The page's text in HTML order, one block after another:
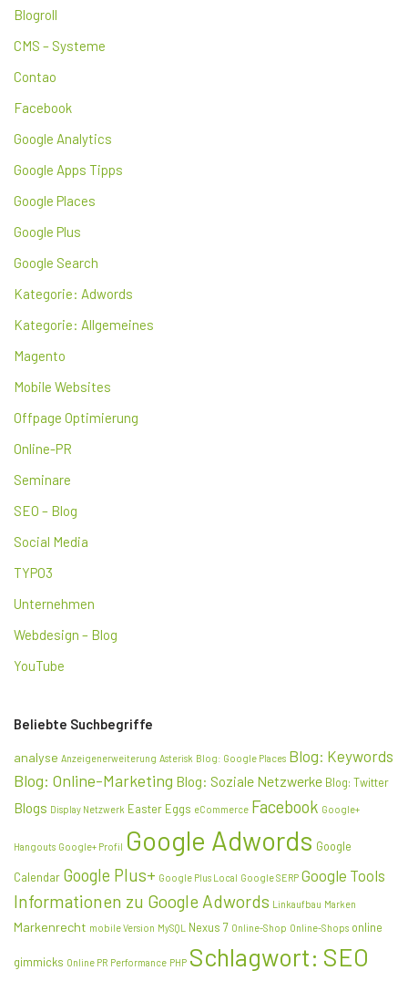
Blogroll
CMS – Systeme
Contao
Facebook
Google Analytics
Google Apps Tipps
Google Places
Google Plus
Google Search
Kategorie: Adwords
Kategorie: Allgemeines
Magento
Mobile Websites
Offpage Optimierung
Online-PR
Seminare
SEO – Blog
Social Media
TYPO3
Unternehmen
Webdesign – Blog
YouTube
Beliebte Suchbegriffe
analyse Anzeigenerweiterung Asterisk Blog: Google Places Blog: Keywords
Blog: Online-Marketing Blog: Soziale Netzwerke Blog: Twitter
Blogs Display Netzwerk Easter Eggs eCommerce Facebook Google+
Hangouts Google+ Profil Google Adwords Google
Calendar Google Plus+ Google Plus Local Google SERP Google Tools
Informationen zu Google Adwords Linkaufbau Marken
Markenrecht mobile Version MySQL Nexus 7 Online-Shop Online-Shops online
gimmicks Online PR Performance PHP Schlagwort: SEO